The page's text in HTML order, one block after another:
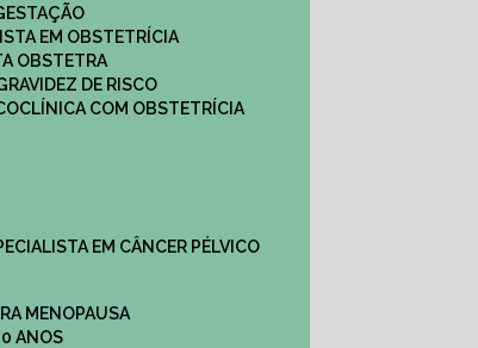
EM OBSTETRÍCIA
OBSTETRA
DE RISCO
CLÍNICA COM OBSTETRÍCIA
EM CÂNCER PÉLVICO
MENOPAUSA
ANOS